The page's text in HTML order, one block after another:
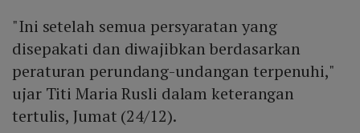
"Ini setelah semua persyaratan yang
disepakati dan diwajibkan berdasarkan
peraturan perundang-undangan terpenuhi,"
ujar Titi Maria Rusli dalam keterangan
tertulis, Jumat (24/12).